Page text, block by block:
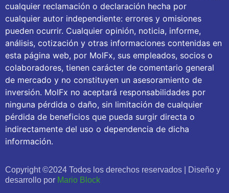
cualquier reclamación o declaración hecha por
cualquier autor independiente: errores y omisiones
pueden ocurrir. Cualquier opinión, noticia, informe,
análisis, cotización y otras informaciones contenidas en
esta página web, por MolFx, sus empleados, socios o
colaboradores, tienen carácter de comentario general
de mercado y no constituyen un asesoramiento de
inversión. MolFx no aceptará responsabilidades por
ninguna pérdida o daño, sin limitación de cualquier
pérdida de beneficios que pueda surgir directa o
indirectamente del uso o dependencia de dicha
información.
Copyright ©2024 Todos los derechos reservados | Diseño y
desarrollo por Mario Block